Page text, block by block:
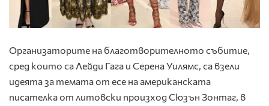
Организаторите на благотворителното събитие,
сред които са Лейди Гага и Серена Уилямс, са взели
идеята за темата от есе на американската
писателка от литовски произход Сюзън Зонтаг, в